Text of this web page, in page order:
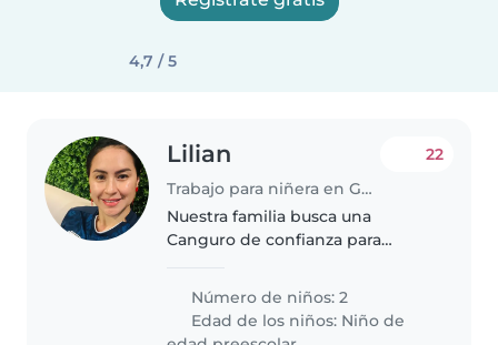
4,7 / 5
Lilian
Trabajo para niñera en Guayaquil
22
Nuestra familia busca una
Canguro de confianza para
preescolar. Que compartan su
energía y creatividad y les ayude
con tareas sencillas. Ideal si
Número de niños: 2
Edad de los niños: Niño de